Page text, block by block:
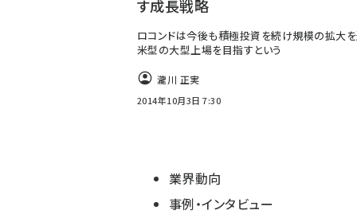
す成長戦略
ロコンドは今後も積極投資を続け規模の拡大を
米型の大型上場を目指すという
瀧川 正実
2014年10月3日 7:30
業界動向
事例・インタビュー